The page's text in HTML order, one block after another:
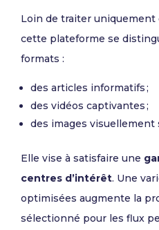
Loin de traiter uniquement
cette plateforme se
formats :
des articles informatifs ;
des vidéos captivantes ;
des images visuellement
Elle vise à satisfaire une
centres d’intérêt. Une
optimisées augmente la
sélectionné pour les flux